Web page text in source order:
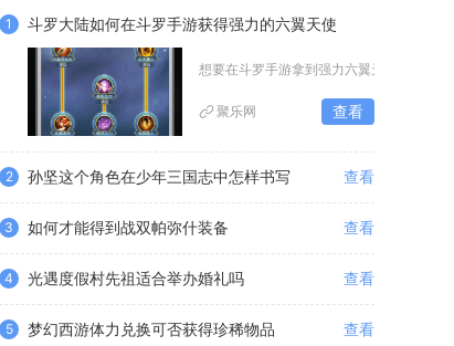
1 斗罗大陆如何在斗罗手游获得强力的六翼天使
想要在斗罗手游拿到强力六翼天使，优先
聚乐网 查看
2 孙坚这个角色在少年三国志中怎样书写 查看
3 如何才能得到战双帕弥什装备 查看
4 光遇度假村先祖适合举办婚礼吗 查看
5 梦幻西游体力兑换可否获得珍稀物品 查看